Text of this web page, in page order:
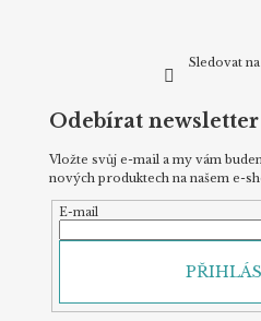
Sledovat
Odebírat newsletter
Vložte svůj e-mail a my vám
nových produktech na našem e-
E-mail